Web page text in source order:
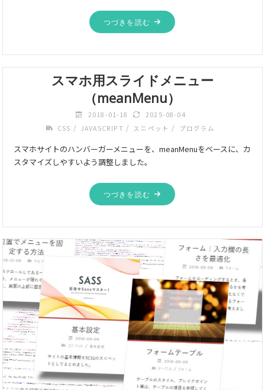
つづきを読む
スマホ用スライドメニュー
（meanMenu）
2018-01-18
2025-08-04
CSS / JAVASCRIPT / スニペット / プログラム
スマホサイトのハンバーガーメニューを、meanMenuをベースに、カ
スタマイズしやすいよう調整しました。
つづきを読む